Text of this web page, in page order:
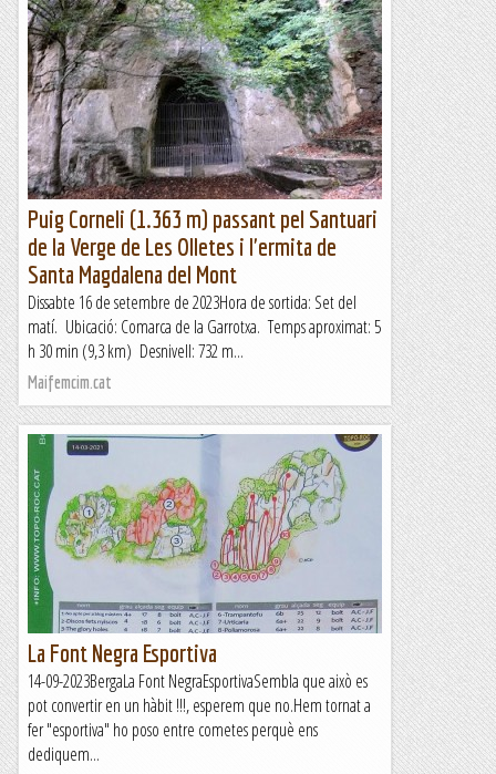
Puig Corneli (1.363 m) passant pel Santuari
de la Verge de Les Olletes i l'ermita de
Santa Magdalena del Mont
Dissabte 16 de setembre de 2023Hora de sortida: Set del
matí. Ubicació: Comarca de la Garrotxa. Temps aproximat: 5
h 30 min (9,3 km) Desnivell: 732 m...
Maifemcim.cat
La Font Negra Esportiva
14-09-2023BergaLa Font NegraEsportivaSembla que això es
pot convertir en un hàbit !!!, esperem que no.Hem tornat a
fer "esportiva" ho poso entre cometes perquè ens
dediquem...